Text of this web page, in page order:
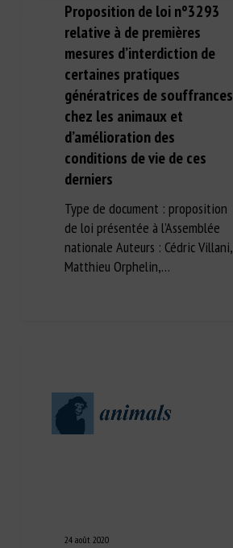
Proposition de loi n°3293
relative à de premières
mesures d’interdiction de
certaines pratiques
génératrices de souffrances
chez les animaux et
d’amélioration des
conditions de vie de ces
derniers
Type de document : proposition
de loi présentée à l’Assemblée
nationale Auteurs : Cédric Villani,
Matthieu Orphelin,…
24 août 2020